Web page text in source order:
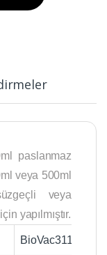
paslanmaz
veya 500ml
veya
yapılmıştır.
BioVac311